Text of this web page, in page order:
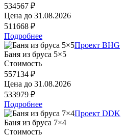
534567 ₽
Цена до 31.08.2026
511668 ₽
Подробнее
Проект BHG
Баня из бруса 5×5
Стоимость
557134 ₽
Цена до 31.08.2026
533979 ₽
Подробнее
Проект DDK
Баня из бруса 7×4
Стоимость